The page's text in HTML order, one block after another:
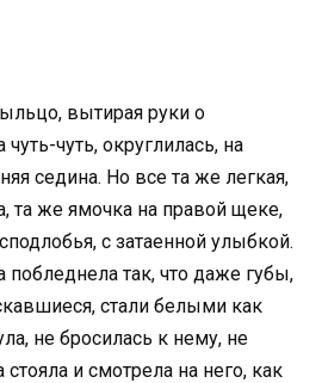
вытирая руки о
чуть, округлилась, на
седина. Но все та же легкая,
та же ямочка на правой щеке,
с затаенной улыбкой.
так, что даже губы,
стали белыми как
не бросилась к нему, не
стояла и смотрела на него, как